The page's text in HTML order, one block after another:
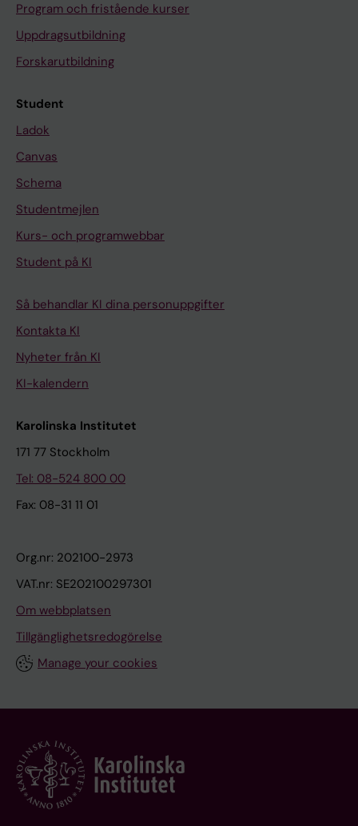
Program och fristående kurser
Uppdragsutbildning
Forskarutbildning
Student
Ladok
Canvas
Schema
Studentmejlen
Kurs- och programwebbar
Student på KI
Så behandlar KI dina personuppgifter
Kontakta KI
Nyheter från KI
KI-kalendern
Karolinska Institutet
171 77 Stockholm
Tel: 08-524 800 00
Fax: 08-31 11 01
Org.nr: 202100-2973
VAT.nr: SE202100297301
Om webbplatsen
Tillgänglighetsredogörelse
Manage your cookies